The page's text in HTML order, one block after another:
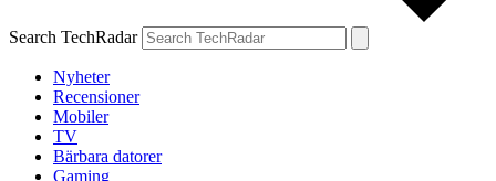
Search TechRadar
Nyheter
Recensioner
Mobiler
TV
Bärbara datorer
Gaming